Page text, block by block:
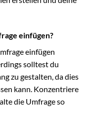
einfügen?
einfügen
solltest du
zu gestalten, da dies
kann. Konzentriere
die Umfrage so